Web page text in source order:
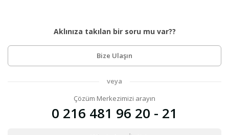
Aklınıza takılan bir soru mu var??
Bize Ulaşın
veya
Çözüm Merkezimizi arayın
0 216 481 96 20 - 21